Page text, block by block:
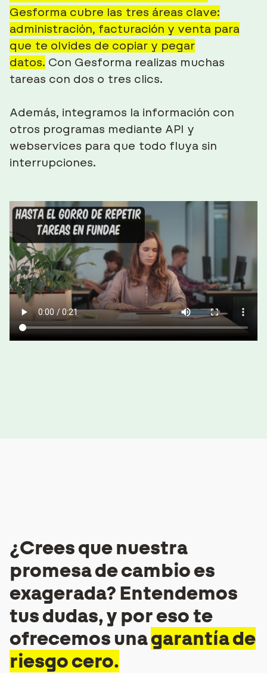
Gesforma cubre las tres áreas clave:
administración, facturación y venta para
que te olvides de copiar y pegar
datos. Con Gesforma realizas muchas
tareas con dos o tres clics.
Además, integramos la información con
otros programas mediante API y
webservices para que todo fluya sin
interrupciones.
¿Crees que nuestra
promesa de cambio es
exagerada? Entendemos
tus dudas, y por eso te
ofrecemos unagarantía de
riesgo cero.